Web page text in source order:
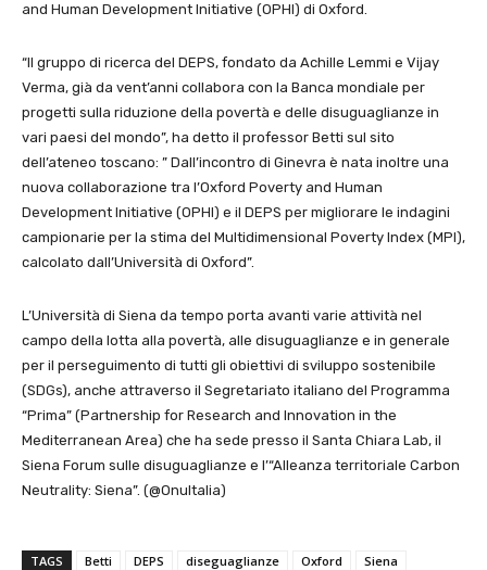
and Human Development Initiative (OPHI) di Oxford.
“Il gruppo di ricerca del DEPS, fondato da Achille Lemmi e Vijay
Verma, già da vent’anni collabora con la Banca mondiale per
progetti sulla riduzione della povertà e delle disuguaglianze in
vari paesi del mondo”, ha detto il professor Betti sul sito
dell’ateneo toscano: ” Dall’incontro di Ginevra è nata inoltre una
nuova collaborazione tra l’Oxford Poverty and Human
Development Initiative (OPHI) e il DEPS per migliorare le indagini
campionarie per la stima del Multidimensional Poverty Index (MPI),
calcolato dall’Università di Oxford”.
L’Università di Siena da tempo porta avanti varie attività nel
campo della lotta alla povertà, alle disuguaglianze e in generale
per il perseguimento di tutti gli obiettivi di sviluppo sostenibile
(SDGs), anche attraverso il Segretariato italiano del Programma
“Prima” (Partnership for Research and Innovation in the
Mediterranean Area) che ha sede presso il Santa Chiara Lab, il
Siena Forum sulle disuguaglianze e l’“Alleanza territoriale Carbon
Neutrality: Siena”. (@OnuItalia)
TAGS Betti DEPS diseguaglianze Oxford
Siena